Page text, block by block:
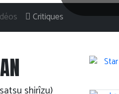
Critiques
shirîzu)